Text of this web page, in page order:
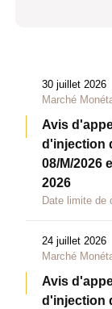
30 juillet 2026
Marché
Avis
d'injection
08/M/2026
2026
Date limite de
24 juillet 2026
Marché
Avis
d'injection